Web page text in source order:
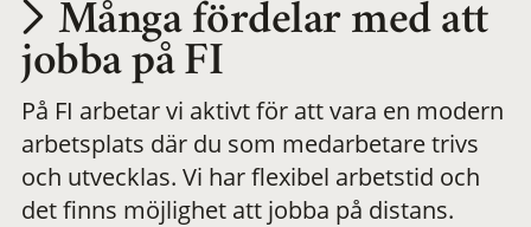
Utvecklas på en
meningsfull och
flexibel
Många fördelar med att
jobba på FI
På FI arbetar vi aktivt för att vara en modern
arbetsplats där du som medarbetare trivs
och utvecklas. Vi har flexibel arbetstid och
det finns möjlighet att jobba på distans.